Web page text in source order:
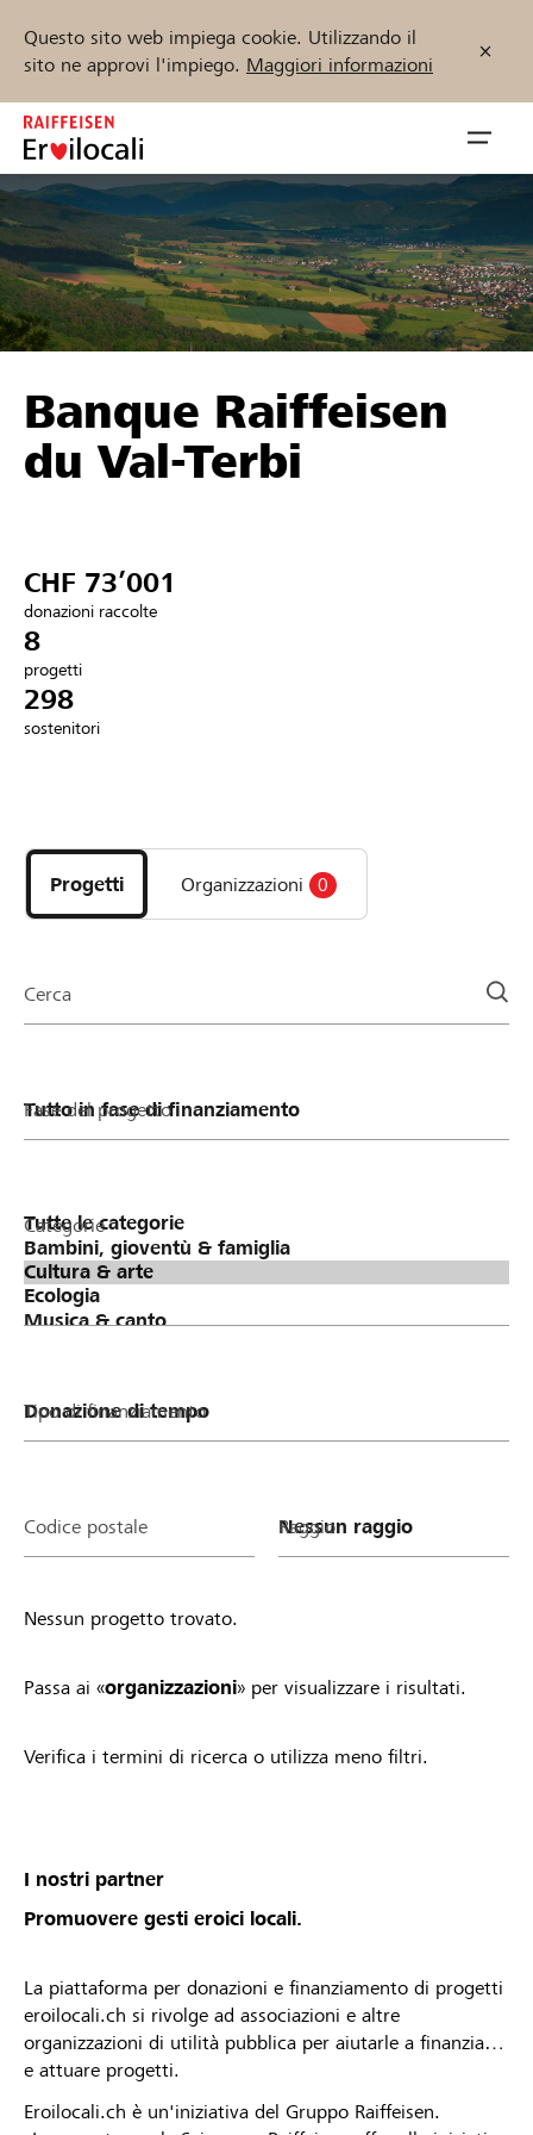
Questo sito web impiega cookie. Utilizzando il
sito ne approvi l'impiego. Maggiori informazioni
Zum
Inhalt
springen
öffnen
Sostenere
Aiuto & supporto
Collegarsi
Trova progetti e organizzazioni
Inizia ora
DE FR IT
Banque Raiffeisen
du Val-Terbi
CHF 73’001
donazioni raccolte
8
progetti
298
sostenitori
i
progetti
e
della
Progetti Organizzazioni 0
Cerca
Fase del progetto
Categorie
Tipo di finanziamento
Codice postale Raggio
Nessun progetto trovato.
Passa ai «organizzazioni» per visualizzare i risultati.
Verifica i termini di ricerca o utilizza meno filtri.
I nostri partner
Promuovere gesti eroici locali.
La piattaforma per donazioni e finanziamento di progetti
eroilocali.ch si rivolge ad associazioni e altre
organizzazioni di utilità pubblica per aiutarle a finanziare
e attuare progetti.
Eroilocali.ch è un'iniziativa del Gruppo Raiffeisen.